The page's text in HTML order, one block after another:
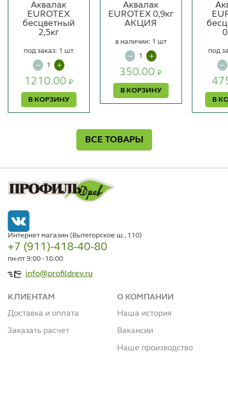
Аквалак
EUROTEX
бесцветный
2,5кг
1210.00₽
В КОРЗИНУ
под заказ: 1 шт
Аквалак
EUROTEX 0,9кг
АКЦИЯ
350.00₽
В КОРЗИНУ
в наличии: 1 шт
В
под
ВСЕ ТОВАРЫ
Интернет магазин (Вытегорское ш., 110)
+7 (911)-418-40-80
пн-пт 9:00 - 18:00
info@profildrev.ru
КЛИЕНТАМ
Доставка и оплата
Заказать расчет
О КОМПАНИИ
Наша история
Вакансии
Наше производство